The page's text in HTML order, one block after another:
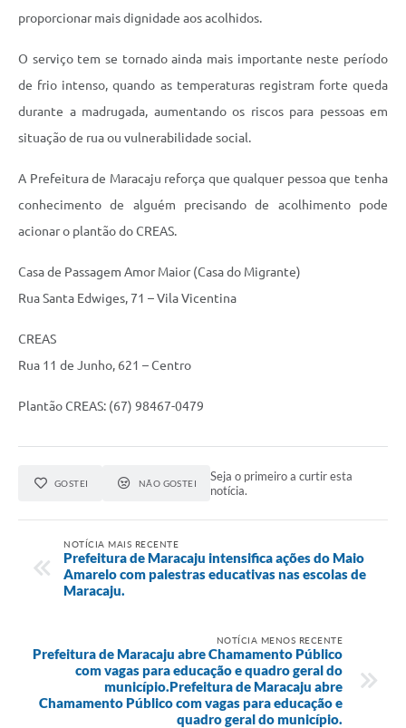
proporcionar mais dignidade aos acolhidos.
O serviço tem se tornado ainda mais importante neste período
de frio intenso, quando as temperaturas registram forte queda
durante a madrugada, aumentando os riscos para pessoas em
situação de rua ou vulnerabilidade social.
A Prefeitura de Maracaju reforça que qualquer pessoa que tenha
conhecimento de alguém precisando de acolhimento pode
acionar o plantão do CREAS.
Casa de Passagem Amor Maior (Casa do Migrante)
Rua Santa Edwiges, 71 – Vila Vicentina
CREAS
Rua 11 de Junho, 621 – Centro
Plantão CREAS: (67) 98467-0479
GOSTEI NÃO GOSTEI
Seja o primeiro a curtir esta
notícia.
NOTÍCIA MAIS RECENTE
Prefeitura de Maracaju intensifica ações do Maio
Amarelo com palestras educativas nas escolas de
Maracaju.
NOTÍCIA MENOS RECENTE
Prefeitura de Maracaju abre Chamamento Público
com vagas para educação e quadro geral do
município.Prefeitura de Maracaju abre
Chamamento Público com vagas para educação e
quadro geral do município.